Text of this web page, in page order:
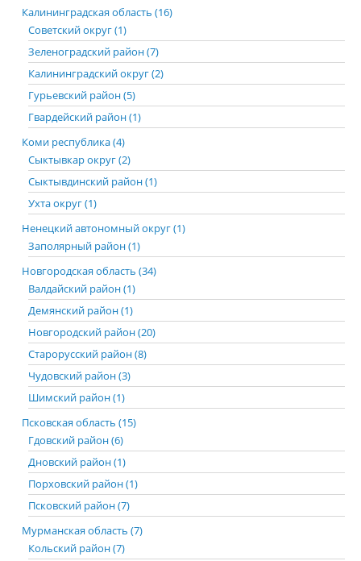
Калининградская область (16)
Советский округ (1)
Зеленоградский район (7)
Калининградский округ (2)
Гурьевский район (5)
Гвардейский район (1)
Коми республика (4)
Сыктывкар округ (2)
Сыктывдинский район (1)
Ухта округ (1)
Ненецкий автономный округ (1)
Заполярный район (1)
Новгородская область (34)
Валдайский район (1)
Демянский район (1)
Новгородский район (20)
Старорусский район (8)
Чудовский район (3)
Шимский район (1)
Псковская область (15)
Гдовский район (6)
Дновский район (1)
Порховский район (1)
Псковский район (7)
Мурманская область (7)
Кольский район (7)